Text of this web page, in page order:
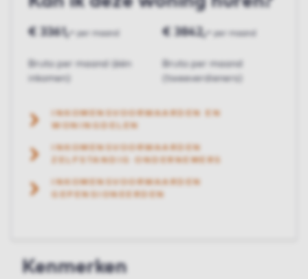
€ 3361,- per maand
Bruto per maand (één
inkomen)
€ 3842,- per maand
Bruto per maand
(tweeverdieners)
INKOMENSVOORWAARDEN EN
WONINGDELEN
INKOMENSVOORWAARDEN
ZELFSTANDIG ONDERNEMERS
INKOMENSVOORWAARDEN
GEPENSIONEERDEN
Kenmerken